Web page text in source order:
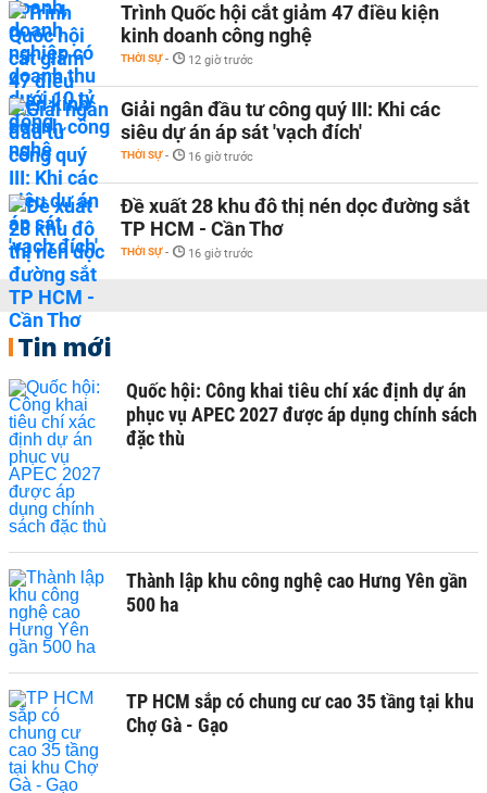
Trình Quốc hội cắt giảm 47 điều kiện
kinh doanh công nghệ
THỜI SỰ - 12 giờ trước
Giải ngân đầu tư công quý III: Khi các
siêu dự án áp sát 'vạch đích'
THỜI SỰ - 16 giờ trước
Đề xuất 28 khu đô thị nén dọc đường sắt
TP HCM - Cần Thơ
THỜI SỰ - 16 giờ trước
Tin mới
Quốc hội: Công khai tiêu chí xác định dự án
phục vụ APEC 2027 được áp dụng chính sách
đặc thù
Thành lập khu công nghệ cao Hưng Yên gần
500 ha
TP HCM sắp có chung cư cao 35 tầng tại khu
Chợ Gà - Gạo